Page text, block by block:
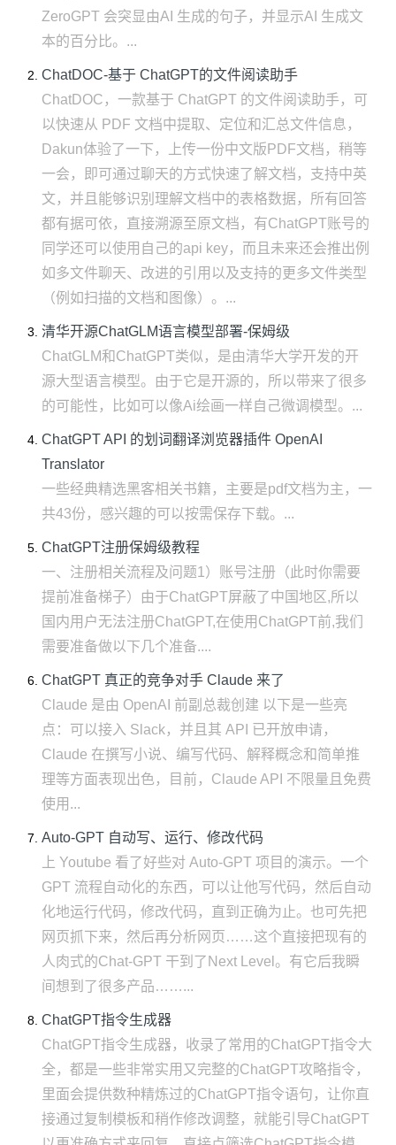
ZeroGPT 会突显由AI 生成的句子，并显示AI 生成文
本的百分比。...
ChatDOC-基于 ChatGPT的文件阅读助手
ChatDOC，一款基于 ChatGPT 的文件阅读助手，可
以快速从 PDF 文档中提取、定位和汇总文件信息，
Dakun体验了一下，上传一份中文版PDF文档，稍等
一会，即可通过聊天的方式快速了解文档，支持中英
文，并且能够识别理解文档中的表格数据，所有回答
都有据可依，直接溯源至原文档，有ChatGPT账号的
同学还可以使用自己的api key，而且未来还会推出例
如多文件聊天、改进的引用以及支持的更多文件类型
（例如扫描的文档和图像）。...
清华开源ChatGLM语言模型部署-保姆级
ChatGLM和ChatGPT类似，是由清华大学开发的开
源大型语言模型。由于它是开源的，所以带来了很多
的可能性，比如可以像Ai绘画一样自己微调模型。...
ChatGPT API 的划词翻译浏览器插件 OpenAI
Translator
一些经典精选黑客相关书籍，主要是pdf文档为主，一
共43份，感兴趣的可以按需保存下载。...
ChatGPT注册保姆级教程
一、注册相关流程及问题1）账号注册（此时你需要
提前准备梯子）由于ChatGPT屏蔽了中国地区,所以
国内用户无法注册ChatGPT,在使用ChatGPT前,我们
需要准备做以下几个准备....
ChatGPT 真正的竞争对手 Claude 来了
Claude 是由 OpenAI 前副总裁创建 以下是一些亮
点：可以接入 Slack，并且其 API 已开放申请，
Claude 在撰写小说、编写代码、解释概念和简单推
理等方面表现出色，目前，Claude API 不限量且免费
使用...
Auto-GPT 自动写、运行、修改代码
上 Youtube 看了好些对 Auto-GPT 项目的演示。一个
GPT 流程自动化的东西，可以让他写代码，然后自动
化地运行代码，修改代码，直到正确为止。也可先把
网页抓下来，然后再分析网页……这个直接把现有的
人肉式的Chat-GPT 干到了Next Level。有它后我瞬
间想到了很多产品……...
ChatGPT指令生成器
ChatGPT指令生成器，收录了常用的ChatGPT指令大
全，都是一些非常实用又完整的ChatGPT攻略指令，
里面会提供数种精炼过的ChatGPT指令语句，让你直
接通过复制模板和稍作修改调整，就能引导ChatGPT